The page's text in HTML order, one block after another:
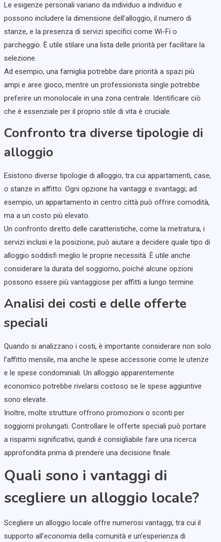
Le esigenze personali variano da individuo a individuo e
possono includere la dimensione dell’alloggio, il numero di
stanze, e la presenza di servizi specifici come Wi-Fi o
parcheggio. È utile stilare una lista delle priorità per facilitare la
selezione.
Ad esempio, una famiglia potrebbe dare priorità a spazi più
ampi e aree gioco, mentre un professionista single potrebbe
preferire un monolocale in una zona centrale. Identificare ciò
che è essenziale per il proprio stile di vita è cruciale.
Confronto tra diverse tipologie di
alloggio
Esistono diverse tipologie di alloggio, tra cui appartamenti, case,
o stanze in affitto. Ogni opzione ha vantaggi e svantaggi; ad
esempio, un appartamento in centro città può offrire comodità,
ma a un costo più elevato.
Un confronto diretto delle caratteristiche, come la metratura, i
servizi inclusi e la posizione, può aiutare a decidere quale tipo di
alloggio soddisfi meglio le proprie necessità. È utile anche
considerare la durata del soggiorno, poiché alcune opzioni
possono essere più vantaggiose per affitti a lungo termine.
Analisi dei costi e delle offerte
speciali
Quando si analizzano i costi, è importante considerare non solo
l’affitto mensile, ma anche le spese accessorie come le utenze
e le spese condominiali. Un alloggio apparentemente
economico potrebbe rivelarsi costoso se le spese aggiuntive
sono elevate.
Inoltre, molte strutture offrono promozioni o sconti per
soggiorni prolungati. Controllare le offerte speciali può portare
a risparmi significativi, quindi è consigliabile fare una ricerca
approfondita prima di prendere una decisione finale.
Quali sono i vantaggi di
scegliere un alloggio locale?
Scegliere un alloggio locale offre numerosi vantaggi, tra cui il
supporto all’economia della comunità e un’esperienza di